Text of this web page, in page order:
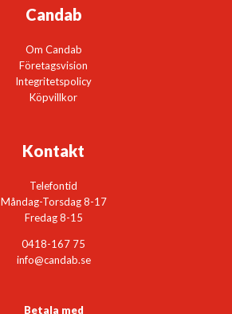
Candab
Om Candab
Företagsvision
Integritetspolicy
Köpvillkor
Kontakt
Telefontid
Måndag-Torsdag 8-17
Fredag 8-15
0418-167 75
info@candab.se
Betala med